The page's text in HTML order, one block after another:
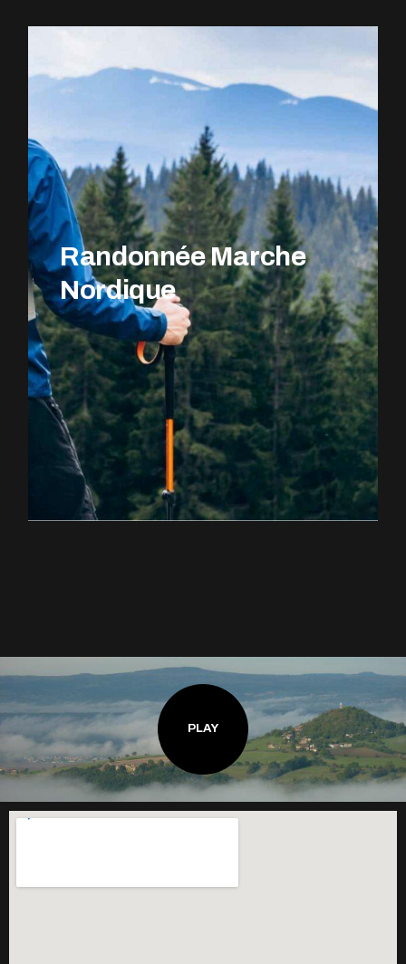
EXPLOREZ LE PARCOURS
Randonnée Marche
Nordique
PLAY